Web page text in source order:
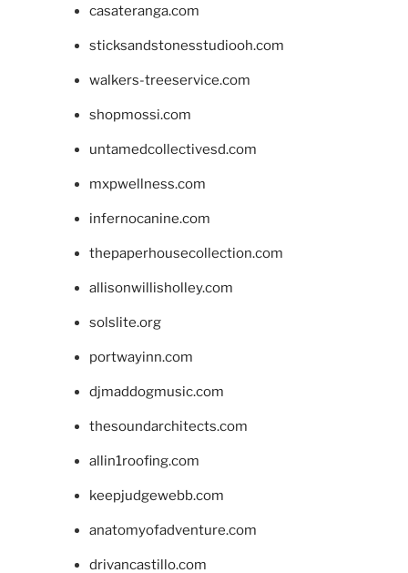
casateranga.com
sticksandstonesstudiooh.com
walkers-treeservice.com
shopmossi.com
untamedcollectivesd.com
mxpwellness.com
infernocanine.com
thepaperhousecollection.com
allisonwillisholley.com
solslite.org
portwayinn.com
djmaddogmusic.com
thesoundarchitects.com
allin1roofing.com
keepjudgewebb.com
anatomyofadventure.com
drivancastillo.com